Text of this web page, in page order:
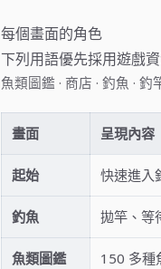
每個畫面的角色
下列用語優先採用遊戲
魚類圖鑑 · 商店 · 釣魚 · 釣
畫面 呈現內容
起始 快速進入
釣魚 拋竿、等
魚類圖鑑 150 多種